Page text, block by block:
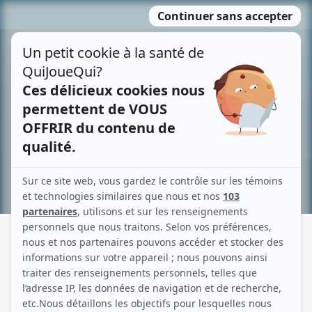
MENU
contenu
Recherche avancée »
SERGE BOUTIN
Liens
Fiche de Serge Boutin sur Showbizz.net